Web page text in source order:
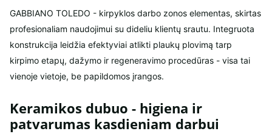
GABBIANO TOLEDO - kirpyklos darbo zonos elementas, skirtas
profesionaliam naudojimui su dideliu klientų srautu. Integruota
konstrukcija leidžia efektyviai atlikti plaukų plovimą tarp
kirpimo etapų, dažymo ir regeneravimo procedūras - visa tai
vienoje vietoje, be papildomos įrangos.
Keramikos dubuo - higiena ir
patvarumas kasdieniam darbui